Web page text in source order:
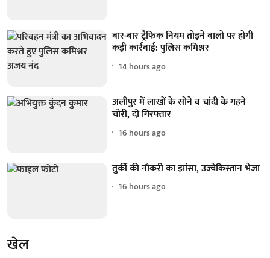
बार-बार ट्रैफिक नियम तोड़ने वालों पर होगी
कड़ी कार्रवाई: पुलिस कमिश्नर
14 hours ago
अलीपुर में लाखों के सोने व चांदी के गहने
चोरी, दो गिरफ्तार
16 hours ago
तुर्की की नौकरी का झांसा, उज्बेकिस्तान भेजा
16 hours ago
खेल